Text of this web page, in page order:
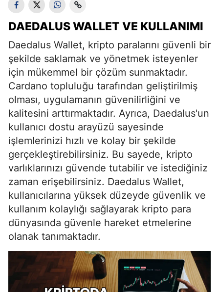
DAEDALUS WALLET VE KULLANIMI
Daedalus Wallet, kripto paralarını güvenli bir
şekilde saklamak ve yönetmek isteyenler
için mükemmel bir çözüm sunmaktadır.
Cardano topluluğu tarafından geliştirilmiş
olması, uygulamanın güvenilirliğini ve
kalitesini arttırmaktadır. Ayrıca, Daedalus'un
kullanıcı dostu arayüzü sayesinde
işlemlerinizi hızlı ve kolay bir şekilde
gerçekleştirebilirsiniz. Bu sayede, kripto
varlıklarınızı güvende tutabilir ve istediğiniz
zaman erişebilirsiniz. Daedalus Wallet,
kullanıcılarına yüksek düzeyde güvenlik ve
kullanım kolaylığı sağlayarak kripto para
dünyasında güvenle hareket etmelerine
olanak tanımaktadır.